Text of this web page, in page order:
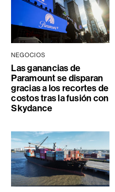
NEGOCIOS
Las ganancias de
Paramount se disparan
gracias a los recortes de
costos tras la fusión con
Skydance